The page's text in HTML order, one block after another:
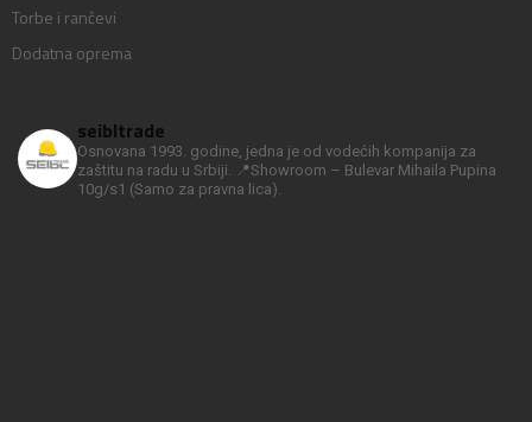
Torbe i rančevi
Dodatna oprema
seibltrade
Osnovana 1993. godine, jedna je od vodećih kompanija za
zaštitu na radu u Srbiji.
📍Showroom – Bulevar Mihaila Pupina
10g/s1 (Samo za pravna lica).